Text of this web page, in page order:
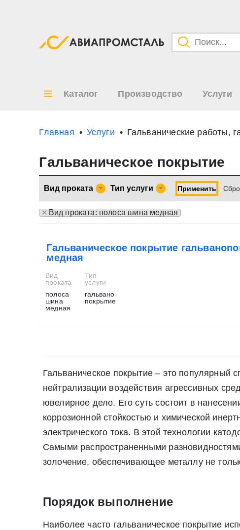
Каталог Производство Услуги
Главная Услуги Гальванические работы,
Гальваническое покрытие
Вид проката Тип услуги Применить
× Вид проката: полоса шина медная
Гальваническое покрытие
медная
Вид
проката
полоса
шина
медная
Тип
услуги
гальвано
покрытие
Гальваническое покрытие – это популярный
нейтрализации воздействия агрессивных
ювелирное дело. Его суть состоит в
коррозионной стойкостью и химической
электрического тока. В этой технологии
Самыми распространенными
золочение, обеспечивающее металлу не
Порядок выполнение
Наиболее часто гальваническое покрытие